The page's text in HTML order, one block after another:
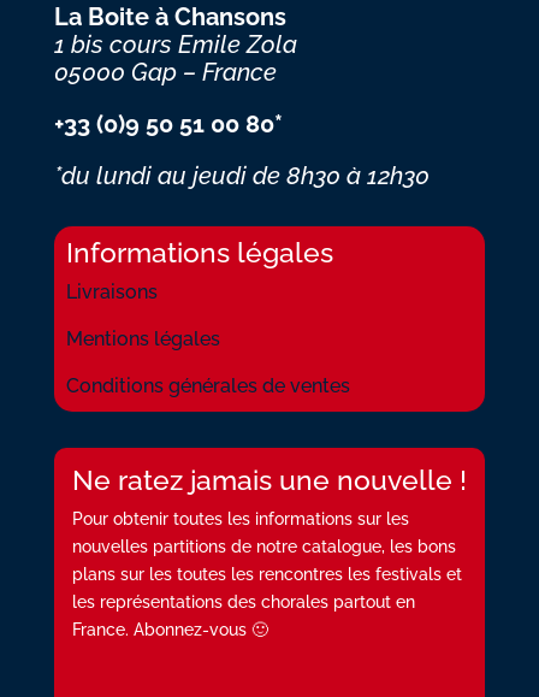
La Boite à Chansons
1 bis cours Emile Zola
05000 Gap – France
+33 (0)9 50 51 00 80*
*du lundi au jeudi de 8h30 à 12h30
Informations légales
Livraisons
Mentions légales
Conditions générales de ventes
Ne ratez jamais une nouvelle !
Pour obtenir toutes les informations sur les
nouvelles partitions de notre catalogue, les bons
plans sur les toutes les rencontres les festivals et
les représentations des chorales partout en
France. Abonnez-vous 🙂